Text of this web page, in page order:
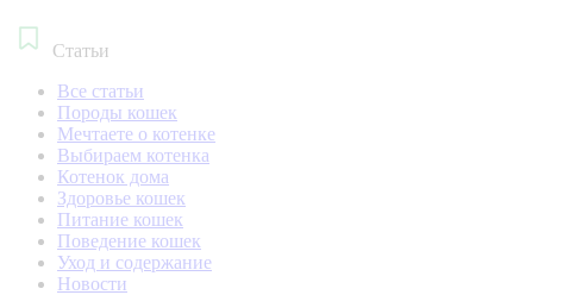
Статьи
Все статьи
Породы кошек
Мечтаете о котенке
Выбираем котенка
Котенок дома
Здоровье кошек
Питание кошек
Поведение кошек
Уход и содержание
Новости